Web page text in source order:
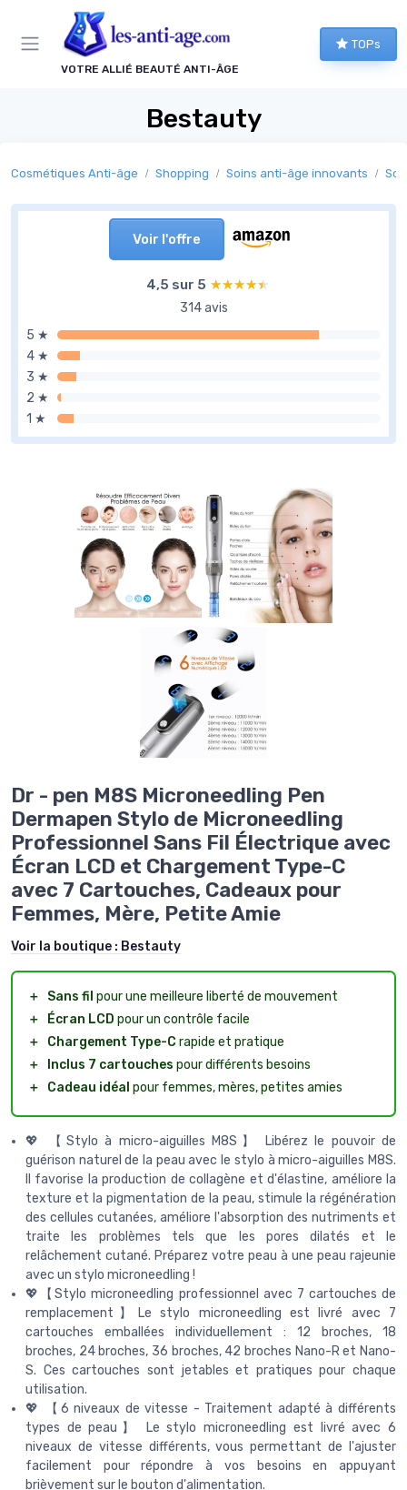
VOTRE ALLIÉ BEAUTÉ ANTI-ÂGE
TOPs
Bestauty
Cosmétiques Anti-âge Shopping Soins anti-âge innovants
Voir l'offre
4,5 sur 5 ★★★★★
★★★★★
314 avis
5 ★
4 ★
3 ★
2 ★
1 ★
Dr - pen M8S Microneedling Pen
Dermapen Stylo de Microneedling
Professionnel Sans Fil Électrique avec
Écran LCD et Chargement Type-C
avec 7 Cartouches, Cadeaux pour
Femmes, Mère, Petite Amie
Voir la boutique : Bestauty
＋ Sans fil pour une meilleure liberté de mouvement
＋
Écran LCD pour un contrôle facile
＋
Chargement Type-C rapide et pratique
＋
Inclus 7 cartouches pour différents besoins
＋
Cadeau idéal pour femmes, mères, petites amies
💖 【Stylo à micro-aiguilles M8S】 Libérez le pouvoir de
guérison naturel de la peau avec le stylo à micro-aiguilles M8S.
Il favorise la production de collagène et d'élastine, améliore la
texture et la pigmentation de la peau, stimule la régénération
des cellules cutanées, améliore l'absorption des nutriments et
traite les problèmes tels que les pores dilatés et le
relâchement cutané. Préparez votre peau à une peau rajeunie
avec un stylo microneedling !
💖【Stylo microneedling professionnel avec 7 cartouches de
remplacement】Le stylo microneedling est livré avec 7
cartouches emballées individuellement : 12 broches, 18
broches, 24 broches, 36 broches, 42 broches Nano-R et Nano-
S. Ces cartouches sont jetables et pratiques pour chaque
utilisation.
💖 【6 niveaux de vitesse - Traitement adapté à différents
types de peau】 Le stylo microneedling est livré avec 6
niveaux de vitesse différents, vous permettant de l'ajuster
facilement pour répondre à vos besoins en appuyant
brièvement sur le bouton d'alimentation.
Panneau de gestion des cookies